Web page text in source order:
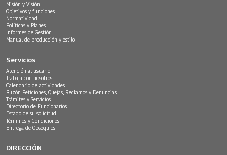
Misión y Visión
Objetivos y funciones
Normatividad
Políticas y Planes
Informes de Gestión
Manual de producción y estilo
Servicios
Atención al usuario
Trabaja con nosotros
Calendario de actividades
Buzón Peticiones, Quejas, Reclamos y Denuncias
Trámites y Servicios
Directorio de Funcionarios
Estado de su solicitud
Términos y Condiciones
Entrega de Obsequios
DIRECCIÓN